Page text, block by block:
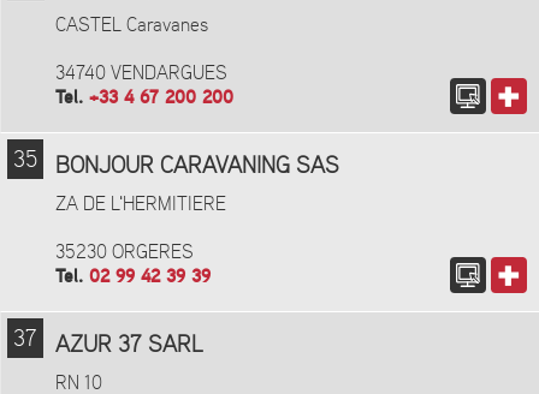
CASTEL Caravanes
34740 VENDARGUES
Tel. +33 4 67 200 200
35 BONJOUR CARAVANING SAS
ZA DE L'HERMITIERE
35230 ORGERES
Tel. 02 99 42 39 39
37 AZUR 37 SARL
RN 10